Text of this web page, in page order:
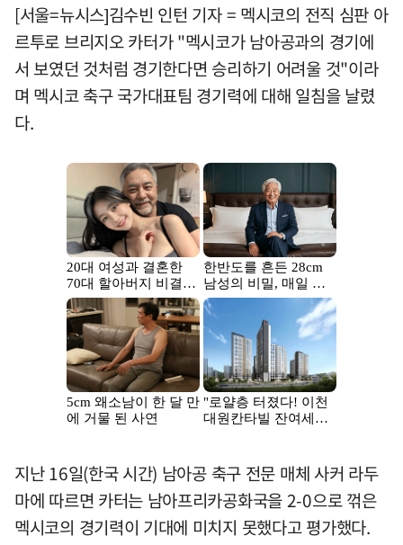
[서울=뉴시스]김수빈 인턴 기자 = 멕시코의 전직 심판 아
르투로 브리지오 카터가 "멕시코가 남아공과의 경기에
서 보였던 것처럼 경기한다면 승리하기 어려울 것"이라
며 멕시코 축구 국가대표팀 경기력에 대해 일침을 날렸
다.
지난 16일(한국 시간) 남아공 축구 전문 매체 사커 라두
마에 따르면 카터는 남아프리카공화국을 2-0으로 꺾은
멕시코의 경기력이 기대에 미치지 못했다고 평가했다.